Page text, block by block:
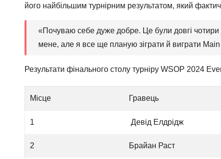
його найбільшим турнірним результатом, який
«Почуваю себе дуже добре. Це були довгі
мене, але я все ще планую зіграти й виграти
Результати фінального столу турніру WSOP 2024
Місце Гравець
1 Девід Елдрідж
2 Брайан Раст